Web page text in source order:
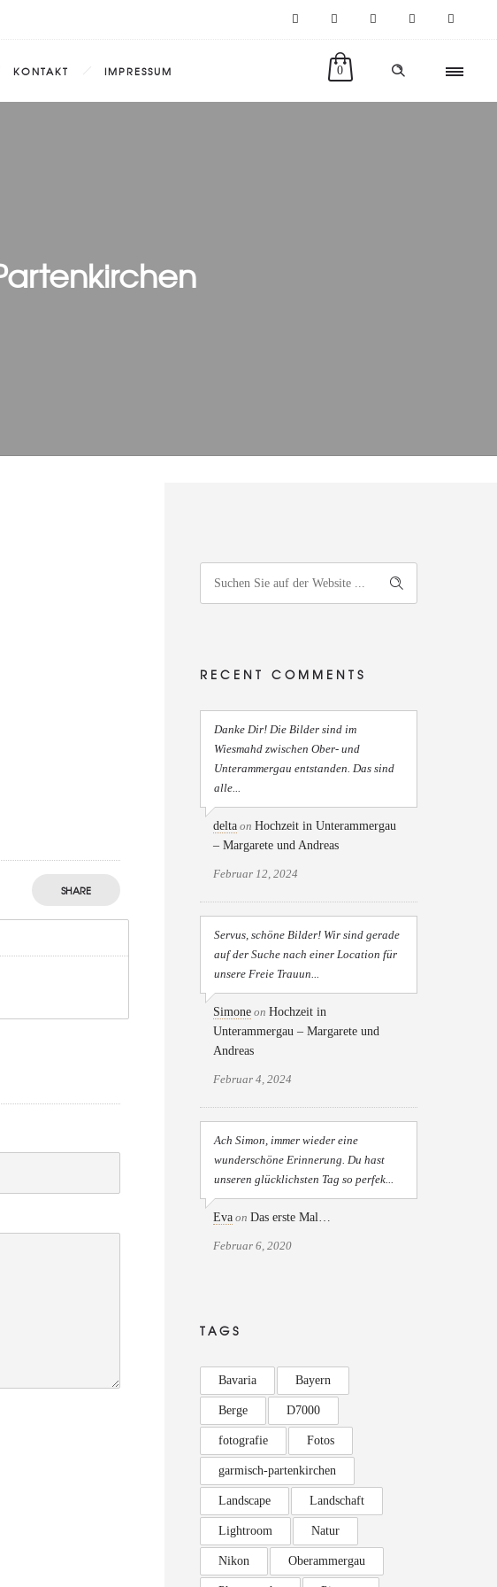
0
KONTAKT
IMPRESSUM
SHARE
RECENT COMMENTS
Danke Dir! Die Bilder sind im
Wiesmahd zwischen Ober- und
Unterammergau entstanden. Das sind
alle...
delta on Hochzeit in Unterammergau
– Margarete und Andreas
Februar 12, 2024
Servus, schöne Bilder! Wir sind gerade
auf der Suche nach einer Location für
unsere Freie Trauun...
Simone on Hochzeit in
Unterammergau – Margarete und
Andreas
Februar 4, 2024
Ach Simon, immer wieder eine
wunderschöne Erinnerung. Du hast
unseren glücklichsten Tag so perfek...
Eva on Das erste Mal…
Februar 6, 2020
TAGS
Bavaria Bayern
Berge D7000
fotografie Fotos
garmisch-partenkirchen
Landscape Landschaft
Lightroom Natur
Nikon Oberammergau